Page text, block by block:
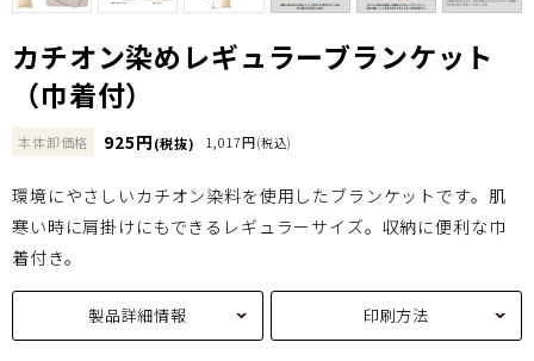
カチオン染めレギュラーブランケット
（巾着付）
本体卸価格 925円(税抜) 1,017円(税込)
環境にやさしいカチオン染料を使用したブランケットです。肌
寒い時に肩掛けにもできるレギュラーサイズ。収納に便利な巾
着付き。
製品詳細情報 印刷方法